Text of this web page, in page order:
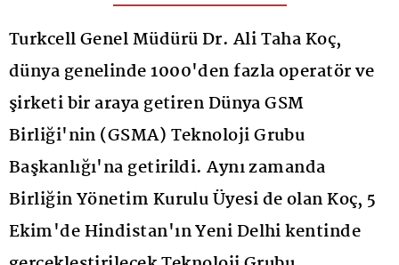
Turkcell Genel Müdürü Dr. Ali Taha Koç,
dünya genelinde 1000'den fazla operatör ve
şirketi bir araya getiren Dünya GSM
Birliği'nin (GSMA) Teknoloji Grubu
Başkanlığı'na getirildi. Aynı zamanda
Birliğin Yönetim Kurulu Üyesi de olan Koç, 5
Ekim'de Hindistan'ın Yeni Delhi kentinde